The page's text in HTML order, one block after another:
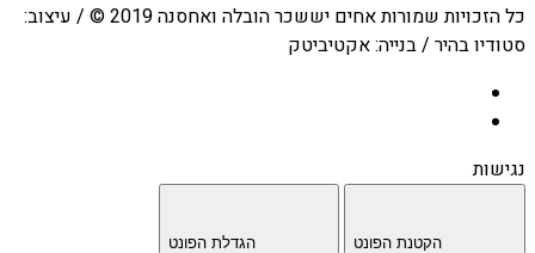
כל הזכויות שמורות אחים יששכר הובלה ואחסנה 2019 © / עיצוב:
סטודיו בהיר / בנייה: אקטיביטק
נגישות
הקטנת הפונט
הגדלת הפונט